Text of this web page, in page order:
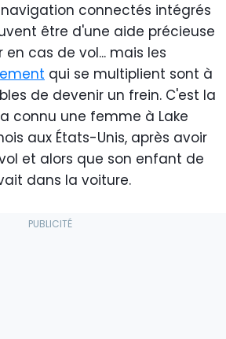
connectés intégrés
être d'une aide précieuse
cas de vol... mais les
qui se multiplient sont à
de devenir un frein. C'est la
connu une femme à Lake
aux États-Unis, après avoir
et alors que son enfant de
dans la voiture.